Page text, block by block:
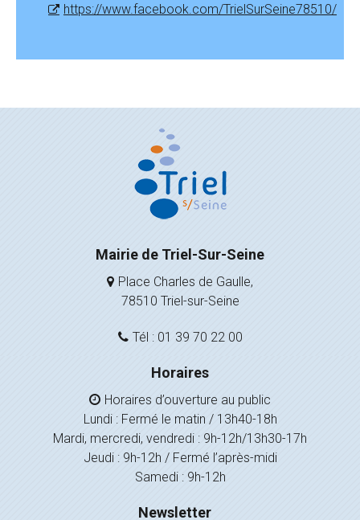
https://www.facebook.com/TrielSurSeine78510/
Mairie de Triel-Sur-Seine
Place Charles de Gaulle,
78510 Triel-sur-Seine
Tél : 01 39 70 22 00
Horaires
Horaires d’ouverture au public
Lundi : Fermé le matin / 13h40-18h
Mardi, mercredi, vendredi : 9h-12h/13h30-17h
Jeudi : 9h-12h / Fermé l’après-midi
Samedi : 9h-12h
Newsletter